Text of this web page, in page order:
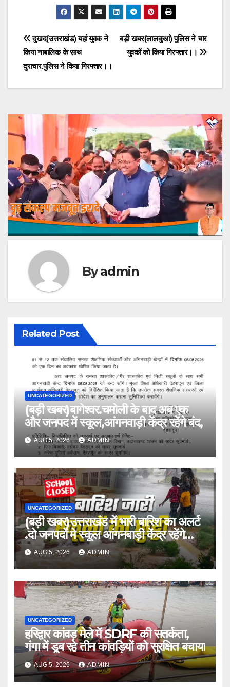
Post
navigation
बड़ी खबर(लालकुआं) पुलिस ने चार
युवकों को किया गिरफ्तार।।
दुखद(उत्तराखंड) यहां युवक ने
किया नाबालिक के साथ
दुराचार.पुलिस ने किया गिरफ्तार।।
Byadmin
Related Post
UNCATEGORIZED
(बड़ी खबर)बागेश्वर.चमोली के बाद अब एक
और जनपद में स्कूल,आंगनवाड़ी केंद्र रहेंगे बंद,
AUG 5, 2026 ADMIN
UNCATEGORIZED
(बड़ी खबर)उत्तराखंड में भारी बारिश का अलर्ट
.दो जनपदों मे स्कूल आंगनबाड़ी केंद्र रहेंगे
बंद।AUG 5, 2026 ADMIN
UNCATEGORIZED
हरिद्वार कांवड़ मेले में SDRF की सतर्कता,
गंगा में डूब रहे तीन कांवड़ियों को सुरक्षित बचाया
AUG 5, 2026 ADMIN